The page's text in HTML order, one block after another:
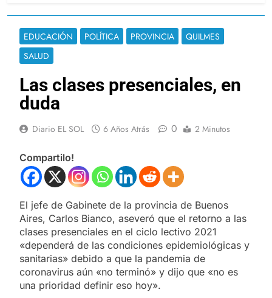
EDUCACIÓN POLÍTICA PROVINCIA
QUILMES
SALUD
Las clases presenciales, en
duda
Diario EL SOL 6 Años Atrás 0 2 Minutos
Compartilo!
El jefe de Gabinete de la provincia de Buenos
Aires, Carlos Bianco, aseveró que el retorno a las
clases presenciales en el ciclo lectivo 2021
«dependerá de las condiciones epidemiológicas y
sanitarias» debido a que la pandemia de
coronavirus aún «no terminó» y dijo que «no es
una prioridad definir eso hoy».